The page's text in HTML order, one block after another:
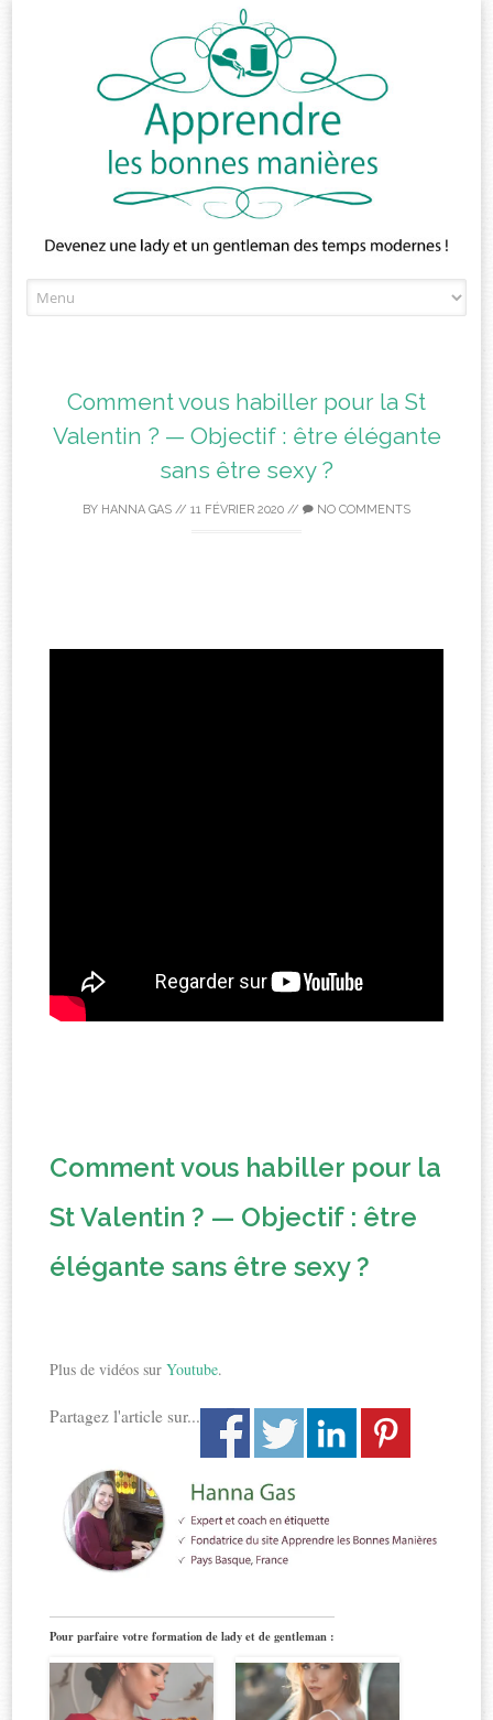
to
Comment vous habiller pour la St
Valentin ? — Objectif : être élégante
sans être sexy ?
BY HANNA GAS // 11 FÉVRIER 2020 // NO COMMENTS
Comment vous habiller pour la
St Valentin ? — Objectif : être
élégante sans être sexy ?
Plus de vidéos surYoutube.
Partagez l'article sur...
Pour parfaire votre formation de lady et de gentleman :